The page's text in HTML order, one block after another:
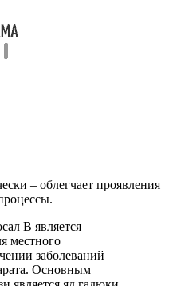
– облегчает проявления
В является
местного
заболеваний
Основным